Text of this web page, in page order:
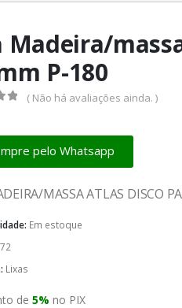
Madeira/
P-180
( Não há avaliações ainda. )
pelo Whatsapp
MASSA ATLAS DISCO
Em estoque
Lixas
de 5% no PIX